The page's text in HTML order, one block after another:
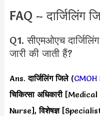
FAQ – दार्जिलिंग
Q1. सीएमओएच
जारी की जाती हैं?
Ans.दार्जिलिंग जिले(
चिकित्सा अधिकारी
Nurse],विशेषज्ञ